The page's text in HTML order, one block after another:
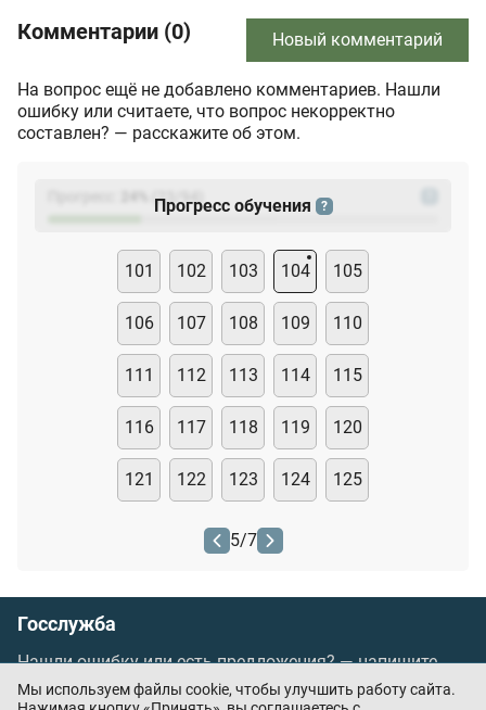
Комментарии (0) Новый комментарий
На вопрос ещё не добавлено комментариев. Нашли
ошибку или считаете, что вопрос некорректно
составлен? — расскажите об этом.
(23
Прогресс обучения ?
101 102 103 104 105
106 107 108 109 110
111 112 113 114 115
116 117 118 119 120
121 122 123 124 125
5/7
Госслужба
Нашли ошибку или есть предложения? —напишите
нам
Мы используем файлы cookie, чтобы улучшить работу сайта.